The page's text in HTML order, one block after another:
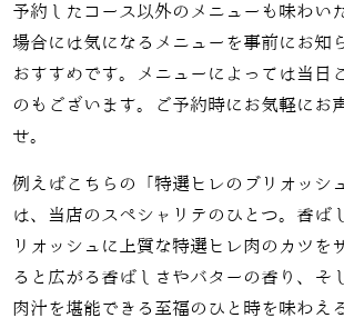
予約したコース以外のメニューも味わい
場合には気になるメニューを事前にお知
おすすめです。メニューによっては当日
のもございます。ご予約時にお気軽にお
せ。
例えばこちらの「特選ヒレのブリオッシ
は、当店のスペシャリテのひとつ。香ば
リオッシュに上質な特選ヒレ肉のカツを
ると広がる香ばしさやバターの香り、そ
肉汁を堪能できる至福のひと時を味わえ